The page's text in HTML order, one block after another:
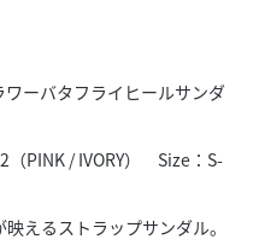
ーバタフライヒールサンダ
PINK / IVORY） Size：S-
えるストラップサンダル。